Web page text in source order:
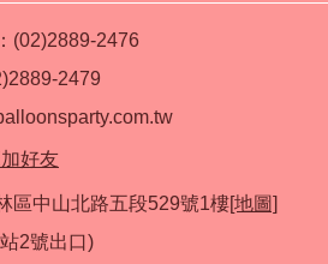
(02)2889-2476
2479
好友
區中山北路五段529號1樓[地圖]
2號出口)